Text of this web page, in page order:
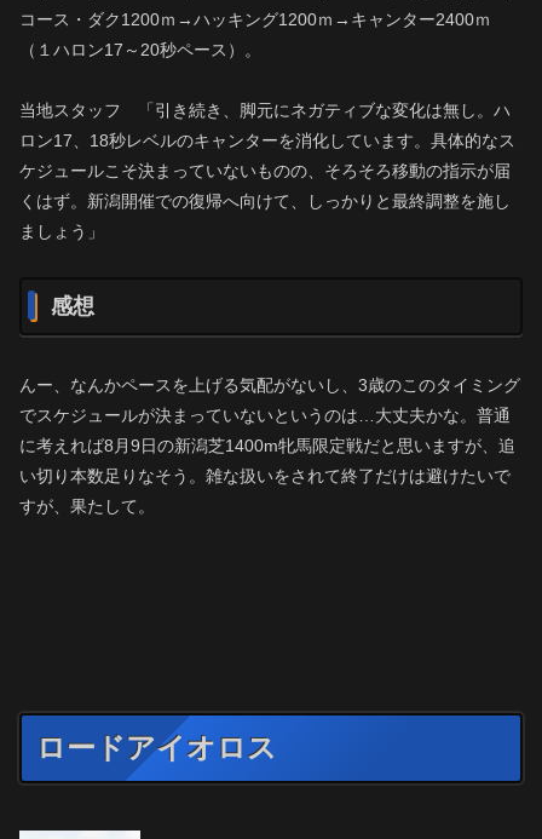
コース・ダク1200ｍ→ハッキング1200ｍ→キャンター2400ｍ
（１ハロン17～20秒ペース）。
当地スタッフ 「引き続き、脚元にネガティブな変化は無し。ハ
ロン17、18秒レベルのキャンターを消化しています。具体的なス
ケジュールこそ決まっていないものの、そろそろ移動の指示が届
くはず。新潟開催での復帰へ向けて、しっかりと最終調整を施し
ましょう」
感想
んー、なんかペースを上げる気配がないし、3歳のこのタイミング
でスケジュールが決まっていないというのは…大丈夫かな。普通
に考えれば8月9日の新潟芝1400m牝馬限定戦だと思いますが、追
い切り本数足りなそう。雑な扱いをされて終了だけは避けたいで
すが、果たして。
ロードアイオロス